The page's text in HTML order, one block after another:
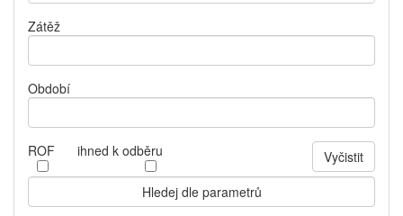
Zátěž
Období
ROF ihned k odběru
Vyčistit
Hledej dle parametrů